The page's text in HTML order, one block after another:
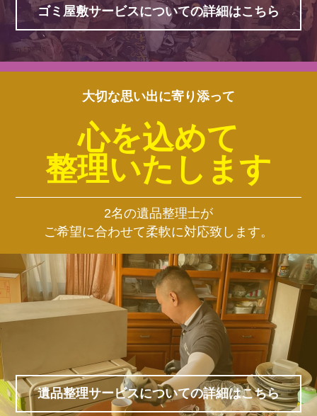
ゴミ屋敷サービスについての詳細はこちら
大切な思い出に寄り添って
心を込めて
整理いたします
2名の遺品整理士が
ご希望に合わせて柔軟に対応致します。
遺品整理サービスについての詳細はこちら